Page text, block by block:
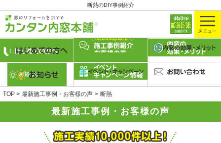
断熱のDIY事例紹介
最新施工事例・お客様の声
TOP 最新施工事例・お客様の声 断熱